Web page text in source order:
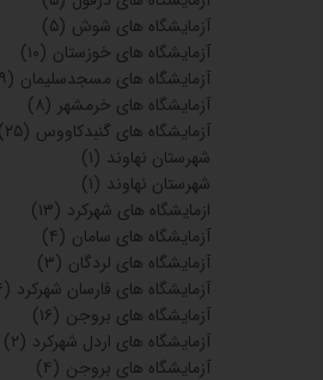
آزمایشگاه های شوش (۵)
آزمایشگاه های خوزستان (۱۰)
آزمایشگاه های مسجدسلیمان (۹)
آزمایشگاه های خرمشهر (۸)
آزمایشگاه های گنبدکاووس (۲۵)
شهرستان نهاوند (۱)
شهرستان نهاوند (۱)
ازمایشگاه های شهرکرد (۱۳)
آزمایشگاه های سامان (۴)
آزمایشگاه های لردگان (۳)
آزمایشگاه های فارسان شهرکرد (۶)
آزمایشگاه های بروجن (۱۶)
آزمایشگاه های اردل شهرکرد (۲)
آزمایشگاه های بروجن (۴)